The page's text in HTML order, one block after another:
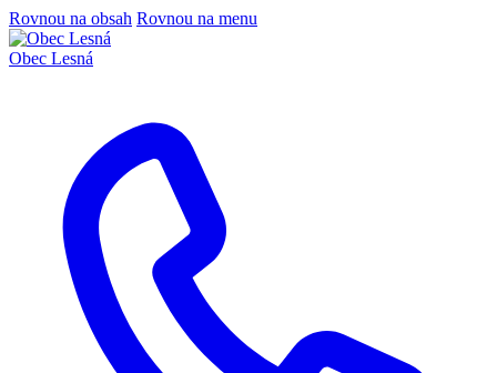
Rovnou na obsah Rovnou na menu
Obec Lesná